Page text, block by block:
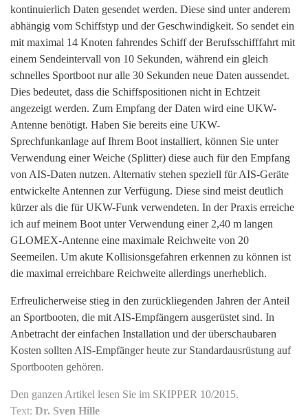
kontinuierlich Daten gesendet werden. Diese sind unter anderem
abhängig vom Schiffstyp und der Geschwindigkeit. So sendet ein
mit maximal 14 Knoten fahrendes Schiff der Berufsschifffahrt mit
einem Sendeintervall von 10 Sekunden, während ein gleich
schnelles Sportboot nur alle 30 Sekunden neue Daten aussendet.
Dies bedeutet, dass die Schiffspositionen nicht in Echtzeit
angezeigt werden. Zum Empfang der Daten wird eine UKW-
Antenne benötigt. Haben Sie bereits eine UKW-
Sprechfunkanlage auf Ihrem Boot installiert, können Sie unter
Verwendung einer Weiche (Splitter) diese auch für den Empfang
von AIS-Daten nutzen. Alternativ stehen speziell für AIS-Geräte
entwickelte Antennen zur Verfügung. Diese sind meist deutlich
kürzer als die für UKW-Funk verwendeten. In der Praxis erreiche
ich auf meinem Boot unter Verwendung einer 2,40 m langen
GLOMEX-Antenne eine maximale Reichweite von 20
Seemeilen. Um akute Kollisionsgefahren erkennen zu können ist
die maximal erreichbare Reichweite allerdings unerheblich.
Erfreulicherweise stieg in den zurückliegenden Jahren der Anteil
an Sportbooten, die mit AIS-Empfängern ausgerüstet sind. In
Anbetracht der einfachen Installation und der überschaubaren
Kosten sollten AIS-Empfänger heute zur Standardausrüstung auf
Sportbooten gehören.
Den ganzen Artikel lesen Sie im SKIPPER 10/2015.
Text: Dr. Sven Hille